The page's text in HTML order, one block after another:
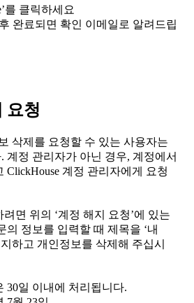
를 클릭하세요
완료되면 확인 이메일로 알려드립
요청
삭제를 요청할 수 있는 사용자는
계정 관리자가 아닌 경우, 계정에서
ClickHouse 계정 관리자에게 요청
면 위의 ‘계정 해지 요청’에 있는
의 정보를 입력할 때 제목을 ‘내
하고 개인정보를 삭제해 주십시
30일 이내에 처리됩니다.